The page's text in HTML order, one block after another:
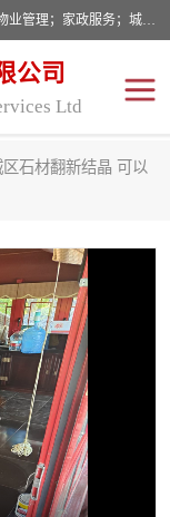
企业的经营范围为:保洁服务；建筑物外墙清洁服务；物业管理；家政服务；城市园林绿化；劳务分包；技术开发、技术转让、技术服务；销售保洁设备、卫生用品、化工产品（不含危险化学品及一类易制毒化学品）、日用品、办公设备、建筑材料、装饰材料；图文设计；清洁服务（不含餐具消毒）；中央空调维修；工程设计；施工总承包；专业承包。
公司
Ltd
区石材翻新结晶 可以
墙维修